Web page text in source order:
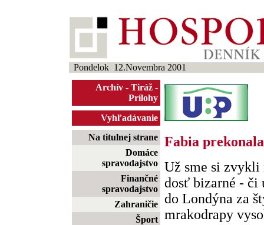
Pondelok 12.Novembra 2001
Archív - Tiráž -
Prílohy
Vyhľadávanie
Na titulnej strane
Domáce
spravodajstvo
Finančné
spravodajstvo
Zahraničie
Šport
Fabia
Už sme si zvykli
dosť bizarné - či
do Londýna za
mrakodrapy